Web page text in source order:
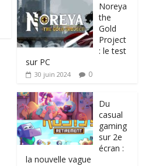
Noreya
the
Gold
Project
: le test
sur PC
30 juin 2024 0
Du
casual
gaming
sur 2e
écran :
la nouvelle vague